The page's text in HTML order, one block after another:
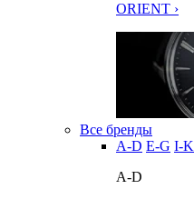
ORIENT ›
Все бренды
A-D E-G I-K
A-D